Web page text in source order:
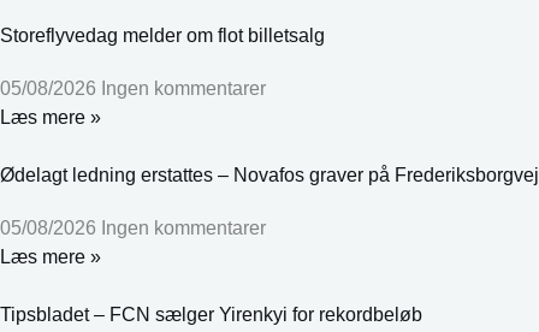
Storeflyvedag melder om flot billetsalg
05/08/2026 Ingen kommentarer
Læs mere »
Ødelagt ledning erstattes – Novafos graver på Frederiksborgvej
05/08/2026 Ingen kommentarer
Læs mere »
Tipsbladet – FCN sælger Yirenkyi for rekordbeløb